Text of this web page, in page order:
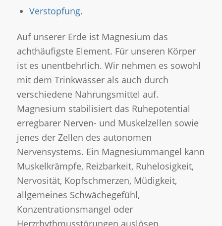
Verstopfung.
Auf unserer Erde ist Magnesium das
achthäufigste Element. Für unseren Körper
ist es unentbehrlich. Wir nehmen es sowohl
mit dem Trinkwasser als auch durch
verschiedene Nahrungsmittel auf.
Magnesium stabilisiert das Ruhepotential
erregbarer Nerven- und Muskelzellen sowie
jenes der Zellen des autonomen
Nervensystems. Ein Magnesiummangel kann
Muskelkrämpfe, Reizbarkeit, Ruhelosigkeit,
Nervosität, Kopfschmerzen, Müdigkeit,
allgemeines Schwächegefühl,
Konzentrationsmangel oder
Herzrhythmusstörungen auslösen.